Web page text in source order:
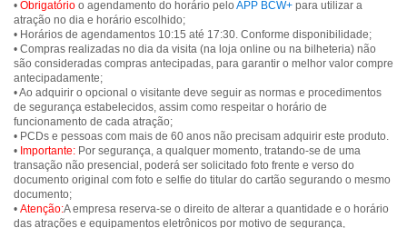
• Obrigatório o agendamento do horário pelo APP BCW+ para utilizar a
atração no dia e horário escolhido;
• Horários de agendamentos 10:15 até 17:30. Conforme disponibilidade;
• Compras realizadas no dia da visita (na loja online ou na bilheteria) não
são consideradas compras antecipadas, para garantir o melhor valor compre
antecipadamente;
• Ao adquirir o opcional o visitante deve seguir as normas e procedimentos
de segurança estabelecidos, assim como respeitar o horário de
funcionamento de cada atração;
• PCDs e pessoas com mais de 60 anos não precisam adquirir este produto.
• Importante: Por segurança, a qualquer momento, tratando-se de uma
transação não presencial, poderá ser solicitado foto frente e verso do
documento original com foto e selfie do titular do cartão segurando o mesmo
documento;
• Atenção:A empresa reserva-se o direito de alterar a quantidade e o horário
das atrações e equipamentos eletrônicos por motivo de segurança,